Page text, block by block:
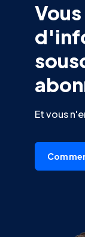
Et vous